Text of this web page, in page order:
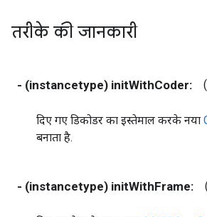
तरीके की जानकारी
- (instancetype) initWithCoder:
दिए गए डिकोडर का इस्तेमाल करके नया
बनाता है.
- (instancetype) initWithFrame: